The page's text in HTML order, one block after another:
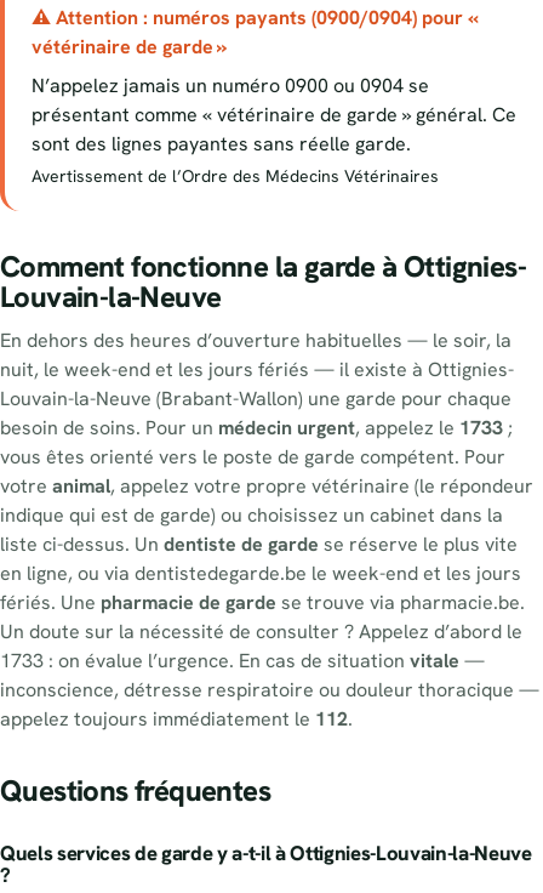
⚠ Attention : numéros payants (0900/0904) pour «
vétérinaire de garde »
N’appelez jamais un numéro 0900 ou 0904 se
présentant comme « vétérinaire de garde » général. Ce
sont des lignes payantes sans réelle garde.
Avertissement de l’Ordre des Médecins Vétérinaires
Comment fonctionne la garde à Ottignies-
Louvain-la-Neuve
En dehors des heures d’ouverture habituelles — le soir, la
nuit, le week-end et les jours fériés — il existe à Ottignies-
Louvain-la-Neuve (Brabant-Wallon) une garde pour chaque
besoin de soins. Pour un médecin urgent, appelez le 1733;
vous êtes orienté vers le poste de garde compétent. Pour
votre animal, appelez votre propre vétérinaire (le répondeur
indique qui est de garde) ou choisissez un cabinet dans la
liste ci-dessus. Un dentiste de garde se réserve le plus vite
en ligne, ou via dentistedegarde.be le week-end et les jours
fériés. Une pharmacie de garde se trouve via pharmacie.be.
Un doute sur la nécessité de consulter ? Appelez d’abord le
1733 : on évalue l’urgence. En cas de situation vitale —
inconscience, détresse respiratoire ou douleur thoracique —
appelez toujours immédiatement le 112.
Questions fréquentes
Quels services de garde y a-t-il à Ottignies-Louvain-la-Neuve
?